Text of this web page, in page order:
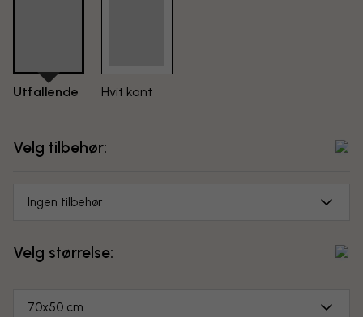
Utfallende Hvit kant
Velg tilbehør:
Ingen tilbehør
Velg størrelse:
70x50 cm